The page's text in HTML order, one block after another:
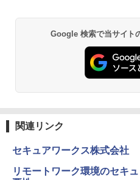
Google 検索で当サイト
関連リンク
セキュアワークス株式会社
リモートワーク環境のセキ